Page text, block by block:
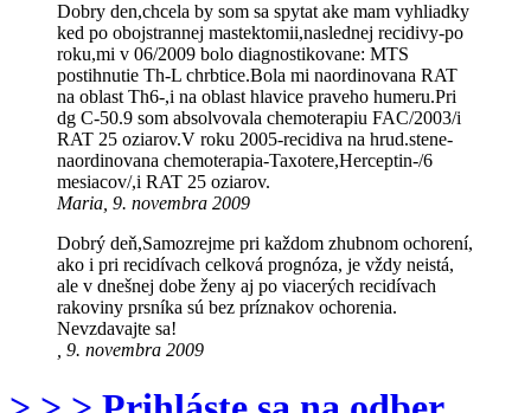
Dobry den,chcela by som sa spytat ake mam vyhliadky
ked po obojstrannej mastektomii,naslednej recidivy-po
roku,mi v 06/2009 bolo diagnostikovane: MTS
postihnutie Th-L chrbtice.Bola mi naordinovana RAT
na oblast Th6-,i na oblast hlavice praveho humeru.Pri
dg C-50.9 som absolvovala chemoterapiu FAC/2003/i
RAT 25 oziarov.V roku 2005-recidiva na hrud.stene-
naordinovana chemoterapia-Taxotere,Herceptin-/6
mesiacov/,i RAT 25 oziarov.
Maria, 9. novembra 2009
Dobrý deň,Samozrejme pri každom zhubnom ochorení,
ako i pri recidívach celková prognóza, je vždy neistá,
ale v dnešnej dobe ženy aj po viacerých recidívach
rakoviny prsníka sú bez príznakov ochorenia.
Nevzdavajte sa!
, 9. novembra 2009